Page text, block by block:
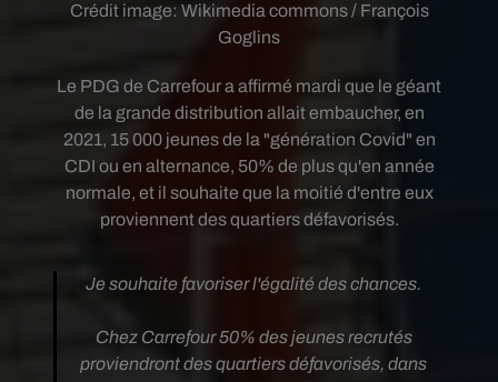
Crédit image: Wikimedia commons / François
Goglins
Le PDG de Carrefour a affirmé mardi que le géant
de la grande distribution allait embaucher, en
2021, 15 000 jeunes de la "génération Covid" en
CDI ou en alternance, 50% de plus qu'en année
normale, et il souhaite que la moitié d'entre eux
proviennent des quartiers défavorisés.
Je souhaite favoriser l'égalité des chances.
Chez Carrefour 50% des jeunes recrutés
proviendront des quartiers défavorisés, dans